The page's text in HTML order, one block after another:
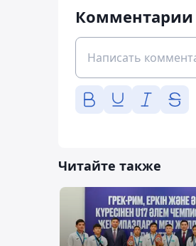
Комментарии
Читайте также